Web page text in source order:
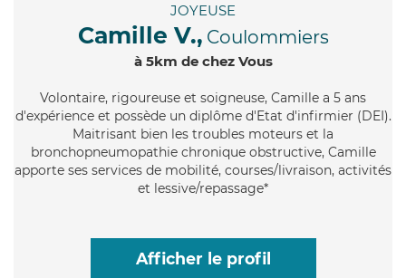
JOYEUSE
Camille V., Coulommiers
à 5km de chez Vous
Volontaire, rigoureuse et soigneuse, Camille a 5 ans
d'expérience et possède un diplôme d'Etat d'infirmier (DEI).
Maitrisant bien les troubles moteurs et la
bronchopneumopathie chronique obstructive, Camille
apporte ses services de mobilité, courses/livraison, activités
et lessive/repassage*
Afficher le profil